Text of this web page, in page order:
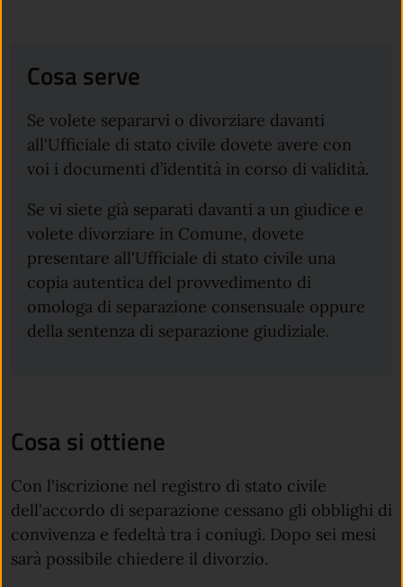
Cosa serve
Se volete separarvi o divorziare davanti
all'Ufficiale di stato civile dovete avere con
voi i documenti d’identità in corso di validità.
Se vi siete già separati davanti a un giudice e
volete divorziare in Comune, dovete
presentare all'Ufficiale di stato civile una
copia autentica del provvedimento di
omologa di separazione consensuale oppure
della sentenza di separazione giudiziale.
Cosa si ottiene
Con l'iscrizione nel registro di stato civile
dell'accordo di separazione cessano gli obblighi di
convivenza e fedeltà tra i coniugi. Dopo sei mesi
sarà possibile chiedere il divorzio.